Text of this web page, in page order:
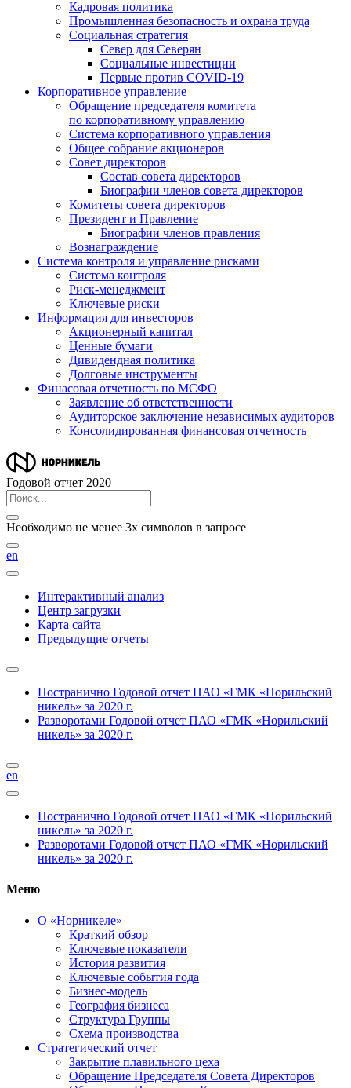
Кадровая политика
Промышленная безопасность и охрана труда
Социальная стратегия
Север для Северян
Социальные инвестиции
Первые против COVID‑19
Корпоративное управление
Обращение председателя комитета
по корпоративному управлению
Система корпоративного управления
Общее собрание акционеров
Совет директоров
Состав совета директоров
Биографии членов совета директоров
Комитеты совета директоров
Президент и Правление
Биографии членов правления
Вознаграждение
Система контроля и управление рисками
Система контроля
Риск-менеджмент
Ключевые риски
Информация для инвесторов
Акционерный капитал
Ценные бумаги
Дивидендная политика
Долговые инструменты
Финасовая отчетность по МСФО
Заявление об ответственности
Аудиторское заключение независимых аудиторов
Консолидированная финансовая отчетность
Годовой отчет 2020
Необходимо не менее 3х символов в запросе
en
Интерактивный анализ
Центр загрузки
Карта сайта
Предыдущие отчеты
Постранично Годовой отчет ПАО «ГМК «Норильский
никель» за 2020 г.
Разворотами Годовой отчет ПАО «ГМК «Норильский
никель» за 2020 г.
en
Постранично Годовой отчет ПАО «ГМК «Норильский
никель» за 2020 г.
Разворотами Годовой отчет ПАО «ГМК «Норильский
никель» за 2020 г.
Меню
О «Норникеле»
Краткий обзор
Ключевые показатели
История развития
Ключевые события года
Бизнес-модель
География бизнеса
Структура Группы
Схема производства
Стратегический отчет
Закрытие плавильного цеха
Обращение Председателя Совета Директоров